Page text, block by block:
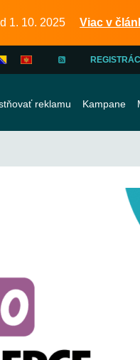
1. 10. 2025 Viac v
reklamu Kampane